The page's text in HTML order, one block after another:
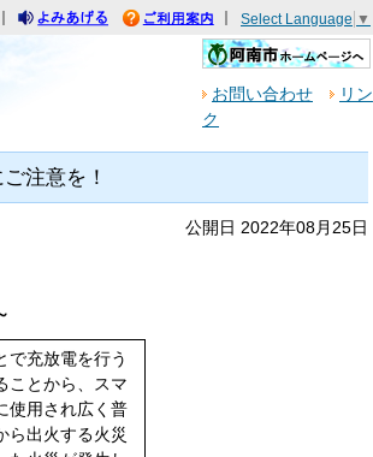
｜
利用案内
｜ Select Language ▼
お問い合わせ
リン
ク
注意を！
公開日 2022年08月25日
で充放電を行う
ことから、スマ
使用され広く普
ら出火する火災